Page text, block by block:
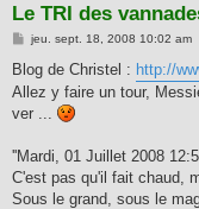
Le TRI des
M
s
a
g
e
jeu. sept. 18, 2008 10:02 am
Blog de Christel : http://
Allez y faire un tour,
ver ...
''Mardi, 01 Juillet 2008
C'est pas qu'il fait chaud,
Sous le grand, sous le